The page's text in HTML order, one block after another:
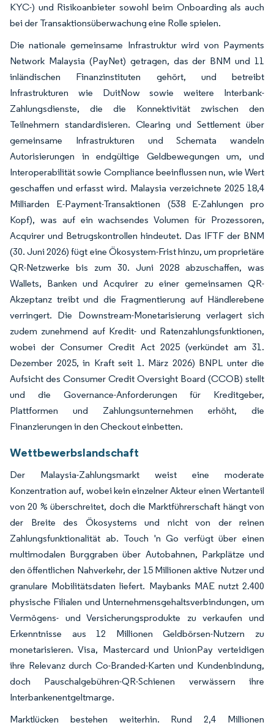
KYC-) und Risikoanbieter sowohl beim Onboarding als auch
bei der Transaktionsüberwachung eine Rolle spielen.
Die nationale gemeinsame Infrastruktur wird von Payments
Network Malaysia (PayNet) getragen, das der BNM und 11
inländischen Finanzinstituten gehört, und betreibt
Infrastrukturen wie DuitNow sowie weitere Interbank-
Zahlungsdienste, die die Konnektivität zwischen den
Teilnehmern standardisieren. Clearing und Settlement über
gemeinsame Infrastrukturen und Schemata wandeln
Autorisierungen in endgültige Geldbewegungen um, und
Interoperabilität sowie Compliance beeinflussen nun, wie Wert
geschaffen und erfasst wird. Malaysia verzeichnete 2025 18,4
Milliarden E-Payment-Transaktionen (538 E-Zahlungen pro
Kopf), was auf ein wachsendes Volumen für Prozessoren,
Acquirer und Betrugskontrollen hindeutet. Das IFTF der BNM
(30. Juni 2026) fügt eine Ökosystem-Frist hinzu, um proprietäre
QR-Netzwerke bis zum 30. Juni 2028 abzuschaffen, was
Wallets, Banken und Acquirer zu einer gemeinsamen QR-
Akzeptanz treibt und die Fragmentierung auf Händlerebene
verringert. Die Downstream-Monetarisierung verlagert sich
zudem zunehmend auf Kredit- und Ratenzahlungsfunktionen,
wobei der Consumer Credit Act 2025 (verkündet am 31.
Dezember 2025, in Kraft seit 1. März 2026) BNPL unter die
Aufsicht des Consumer Credit Oversight Board (CCOB) stellt
und die Governance-Anforderungen für Kreditgeber,
Plattformen und Zahlungsunternehmen erhöht, die
Finanzierungen in den Checkout einbetten.
Wettbewerbslandschaft
Der Malaysia-Zahlungsmarkt weist eine moderate
Konzentration auf, wobei kein einzelner Akteur einen Wertanteil
von 20 % überschreitet, doch die Marktführerschaft hängt von
der Breite des Ökosystems und nicht von der reinen
Zahlungsfunktionalität ab. Touch 'n Go verfügt über einen
multimodalen Burggraben über Autobahnen, Parkplätze und
den öffentlichen Nahverkehr, der 15 Millionen aktive Nutzer und
granulare Mobilitätsdaten liefert. Maybanks MAE nutzt 2.400
physische Filialen und Unternehmensgehaltsverbindungen, um
Vermögens- und Versicherungsprodukte zu verkaufen und
Erkenntnisse aus 12 Millionen Geldbörsen-Nutzern zu
monetarisieren. Visa, Mastercard und UnionPay verteidigen
ihre Relevanz durch Co-Branded-Karten und Kundenbindung,
doch Pauschalgebühren-QR-Schienen verwässern ihre
Interbankenentgeltmarge.
Marktlücken bestehen weiterhin. Rund 2,4 Millionen